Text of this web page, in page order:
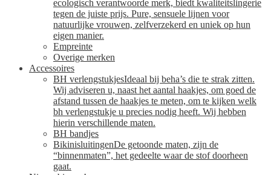
ecologisch verantwoorde merk, biedt kwaliteitslingerie
tegen de juiste prijs. Pure, sensuele lijnen voor
natuurlijke vrouwen, zelfverzekerd en uniek op hun
eigen manier.
Empreinte
Overige merken
Accessoires
BH verlengstukjesIdeaal bij beha’s die te strak zitten.
Wij adviseren u, naast het aantal haakjes, om goed de
afstand tussen de haakjes te meten, om te kijken welk
bh verlengstukje u precies nodig heeft. Wij hebben
hierin verschillende maten.
BH bandjes
BikinisluitingenDe getoonde maten, zijn de
“binnenmaten”, het gedeelte waar de stof doorheen
gaat.